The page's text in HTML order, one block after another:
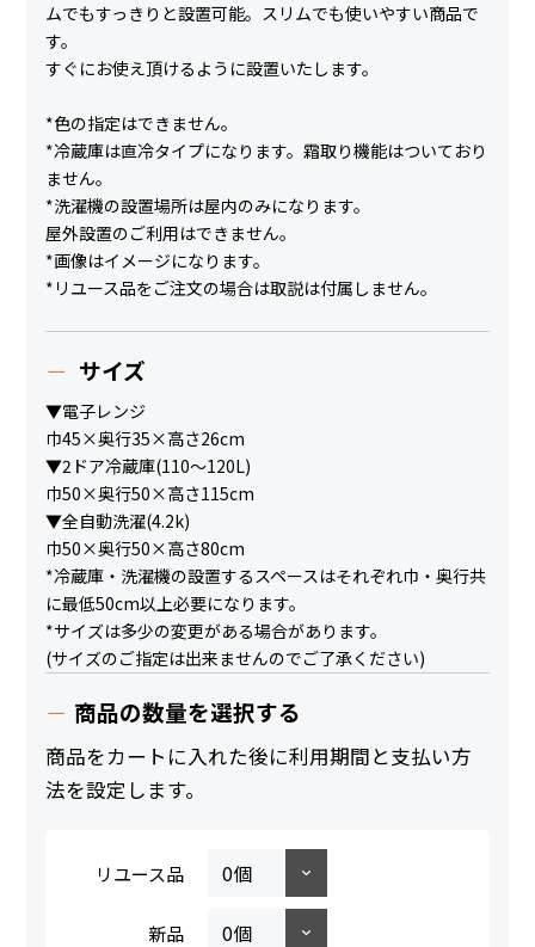
ムでもすっきりと設置可能。スリムでも使いやすい商品で
す。
すぐにお使え頂けるように設置いたします。
*色の指定はできません。
*冷蔵庫は直冷タイプになります。霜取り機能はついており
ません。
*洗濯機の設置場所は屋内のみになります。
屋外設置のご利用はできません。
*画像はイメージになります。
*リユース品をご注文の場合は取説は付属しません。
サイズ
▼電子レンジ
巾45×奥行35×高さ26cm
▼2ドア冷蔵庫(110～120L)
巾50×奥行50×高さ115cm
▼全自動洗濯(4.2k)
巾50×奥行50×高さ80cm
*冷蔵庫・洗濯機の設置するスペースはそれぞれ巾・奥行共
に最低50cm以上必要になります。
*サイズは多少の変更がある場合があります。
(サイズのご指定は出来ませんのでご了承ください)
商品の数量を選択する
商品をカートに入れた後に利用期間と支払い方
法を設定します。
リユース品
新品